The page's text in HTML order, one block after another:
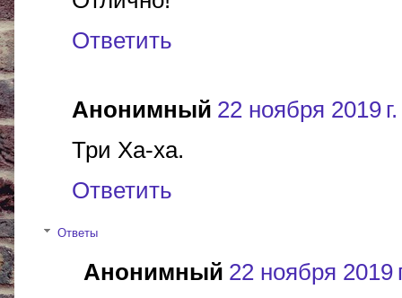
Ответить
Анонимный 22 ноября 2019
Три Ха-ха.
Ответить
Ответы
Анонимный 22 ноября 2019